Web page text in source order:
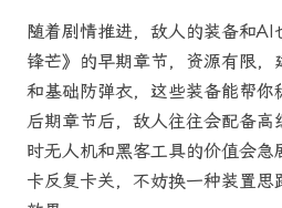
随着剧情推进，敌人的装备和
锋芒》的早期章节，资源有限
和基础防弹衣，这些装备能帮你
后期章节后，敌人往往会配备
时无人机和黑客工具的价值会急
卡反复卡关，不妨换一种装置